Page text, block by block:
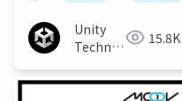
Unity
Technologies15.8K